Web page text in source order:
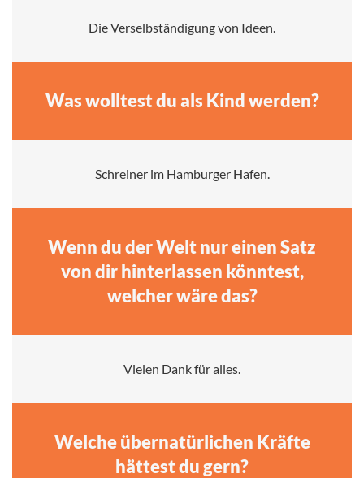
Die Verselbständigung von Ideen.
Was wolltest du als Kind werden?
Schreiner im Hamburger Hafen.
Wenn du der Welt nur einen Satz
von dir hinterlassen könntest,
welcher wäre das?
Vielen Dank für alles.
Welche übernatürlichen Kräfte
hättest du gern?